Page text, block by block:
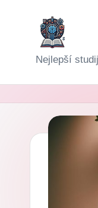
D
i
i-
Nejlepší